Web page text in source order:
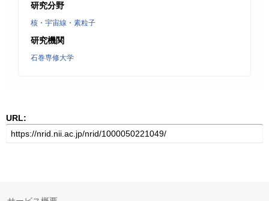
研究分野
核・宇宙線・素粒子
研究機関
石巻専修大学
URL: